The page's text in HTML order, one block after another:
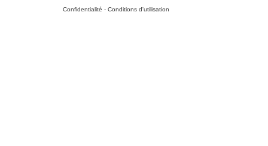
Confidentialité - Conditions d'utilisation